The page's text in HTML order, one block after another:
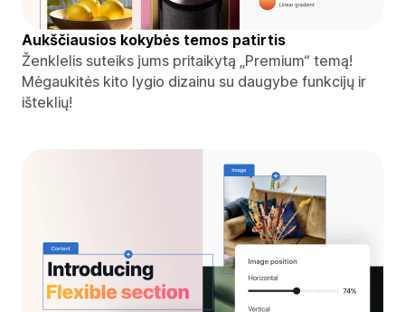
Aukščiausios kokybės temos patirtis
Ženklelis suteiks jums pritaikytą „Premium“ temą!
Mėgaukitės kito lygio dizainu su daugybe funkcijų ir
išteklių!